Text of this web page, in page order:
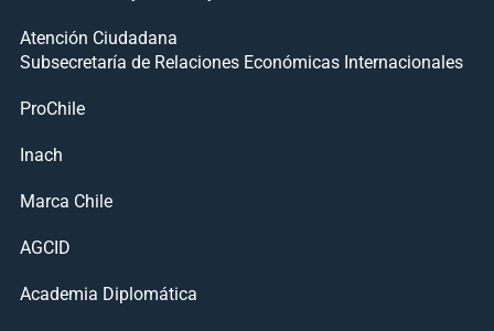
Atención Ciudadana
Subsecretaría de Relaciones Económicas Internacionales
ProChile
Inach
Marca Chile
AGCID
Academia Diplomática